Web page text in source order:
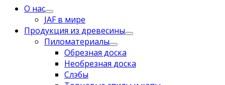
О нас
JAF в мире
Продукция из древесины
Пиломатериалы
Обрезная доска
Необрезная доска
Слэбы